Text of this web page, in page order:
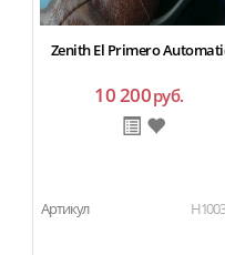
Zenith El Primero
10 200руб.
Артикул